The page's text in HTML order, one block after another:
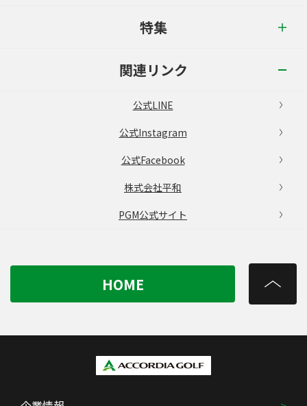
特集
関連リンク
公式LINE
公式Instagram
公式Facebook
株式会社平和
PGM公式サイト
HOME